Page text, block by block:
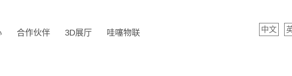
合作伙伴 3D展厅 哇噻物联 中文